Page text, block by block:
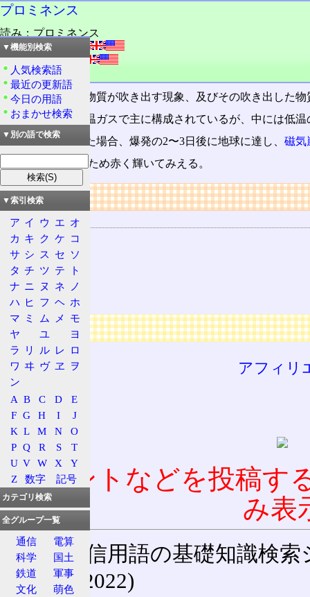
プロミネンス
読み：プロミネンス
外語：prominence
発音：práminəns
品詞：名詞
紅炎。太陽 から物質が吹き出す現象、及びその吹き出した
太陽コロナは高温ガスで主に構成されているが、中には低
地球に飛んできた場合、爆発の2〜3日後に地球に達し、磁気
Hα線を放出するため赤く輝いてみえる。
リンク
関連する用語
太陽
磁気嵐
オーロラ
太陽コロナ
広告
アフィリ
コメントなどを投稿す
み表
通信用語の基礎知識検索
(27-May-2022)
▼機能別検索
人気検索語
最近の更新語
今日の用語
おまかせ検索
▼別の語で検索
▼索引検索
ア イ ウ エ オ
カ キ ク ケ コ
サ シ ス セ ソ
タ チ ツ テ
ト
ナ ニ ヌ ネ
ノ
ハ ヒ フ ヘ ホ
マ ミ ム メ
モ
ヤ
ユ
ヨ
ラ
リ ル レ ロ
ワ ヰ ヴ ヱ
ヲ
ン
A B C D
E
F G H I
J
K L M N
O
P Q R S
T
U V W X
Y
Z
数字 記号
カテゴリ検索
全グループ一覧
通信
電算
科学
国土
鉄道
軍事
文化
萌色